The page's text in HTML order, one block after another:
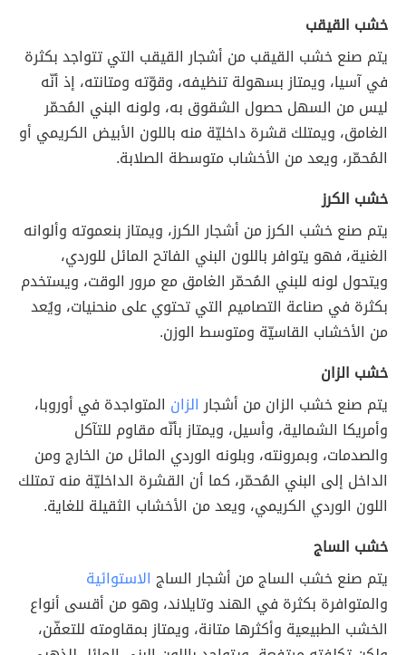
خشب القيقب
يتم صنع خشب القيقب من أشجار القيقب التي تتواجد بكثرة
في آسيا، ويمتاز بسهولة تنظيفه، وقوّته ومتانته، إذ أنّه
ليس من السهل حصول الشقوق به، ولونه البني المُحمّر
الغامق، ويمتلك قشرة داخليّة منه باللون الأبيض الكريمي أو
المُحمّر، ويعد من الأخشاب متوسطة الصلابة.
خشب الكرز
يتم صنع خشب الكرز من أشجار الكرز، ويمتاز بنعموته وألوانه
الغنية، فهو يتوافر باللون البني الفاتح المائل للوردي،
ويتحول لونه للبني المُحمّر الغامق مع مرور الوقت، ويستخدم
بكثرة في صناعة التصاميم التي تحتوي على منحنيات، ويُعد
من الأخشاب القاسيّة ومتوسط الوزن.
خشب الزان
يتم صنع خشب الزان من أشجارالزان المتواجدة في أوروبا،
وأمريكا الشمالية، وأسيل، ويمتاز بأنّه مقاوم للتآكل
والصدمات، وبمرونته، وبلونه الوردي المائل من الخارج ومن
الداخل إلى البني المُحمّر، كما أن القشرة الداخليّة منه تمتلك
اللون الوردي الكريمي، ويعد من الأخشاب الثقيلة للغاية.
خشب الساج
يتم صنع خشب الساج من أشجار الساج الاستوائية
والمتوافرة بكثرة في الهند وتايلاند، وهو من أقسى أنواع
الخشب الطبيعية وأكثرها متانة، ويمتاز بمقاومته للتعفّن،